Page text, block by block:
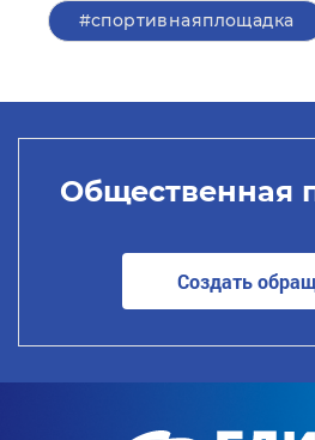
#спортивнаяплощадка
Общественная
Создать